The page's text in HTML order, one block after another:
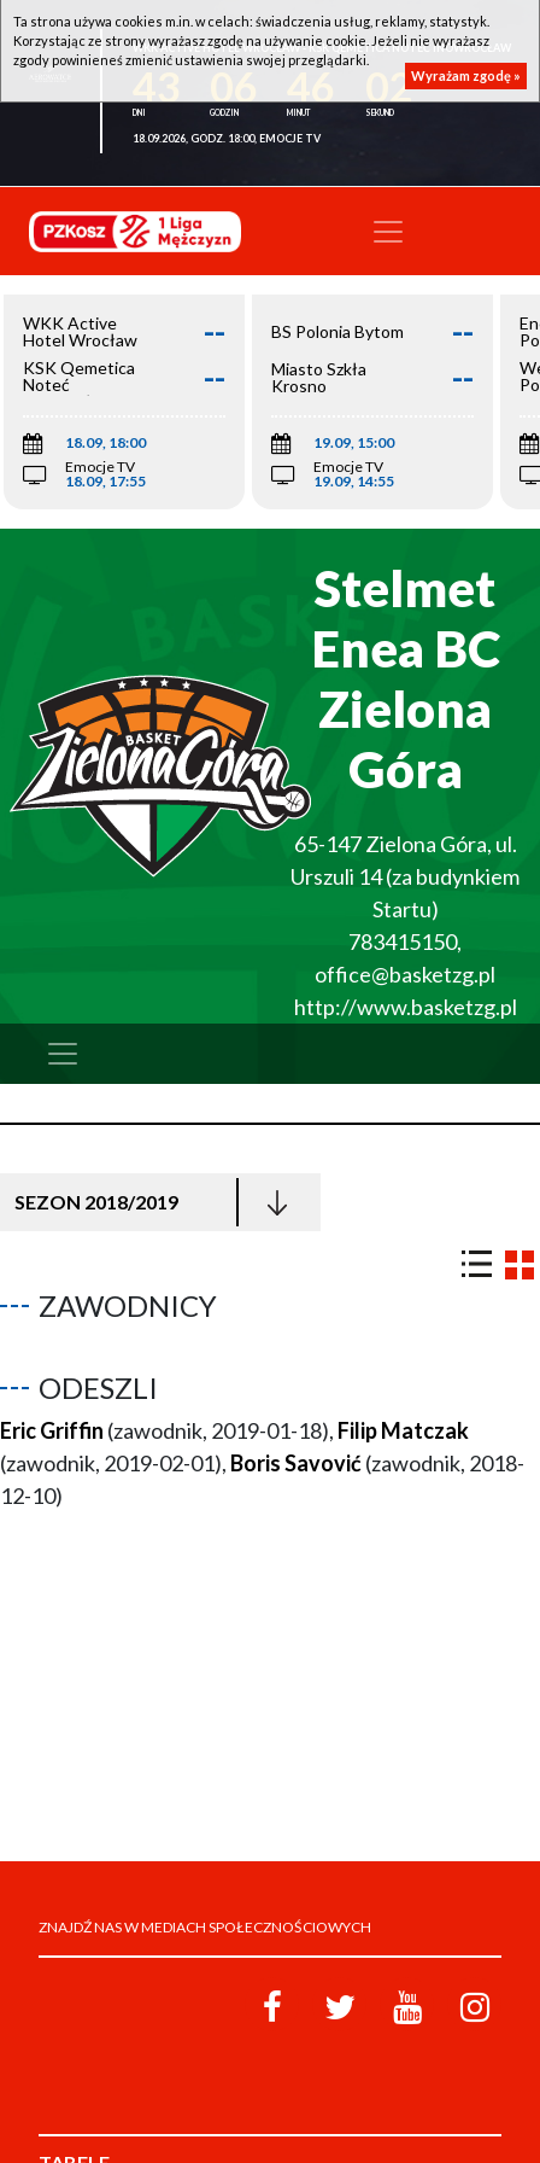
WKK ACTIVE HOTEL WROCŁAW - KSK QEMETICA NOTEĆ INOWROCŁAW
02
18.09.2026, GODZ. 18:00, EMOCJE TV
WKK Active
Hotel Wrocław
--
KSK Qemetica
Noteć
Inowrocław
--
18.09, 18:00
Emocje TV
18.09, 17:55
BS Polonia Bytom --
Miasto Szkła
Krosno
--
19.09, 15:00
Emocje TV
19.09, 14:55
Stelmet
Enea BC
Zielona
Góra
65-147 Zielona Góra, ul.
Urszuli 14 (za budynkiem
Startu)
783415150,
office@basketzg.pl
http://www.basketzg.pl
SEZON 2018/2019
ZAWODNICY
ODESZLI
Eric Griffin (zawodnik, 2019-01-18), Filip Matczak
(zawodnik, 2019-02-01), Boris Savović(zawodnik, 2018-
12-10)
ZNAJDŹ NAS W MEDIACH SPOŁECZNOŚCIOWYCH
Ta strona używa cookies m.in. w celach: świadczenia usług, reklamy, statystyk.
Korzystając ze strony wyrażasz zgodę na używanie cookie. Jeżeli nie wyrażasz
zgody powinieneś zmienić ustawienia swojej przeglądarki.
Wyrażam zgodę »